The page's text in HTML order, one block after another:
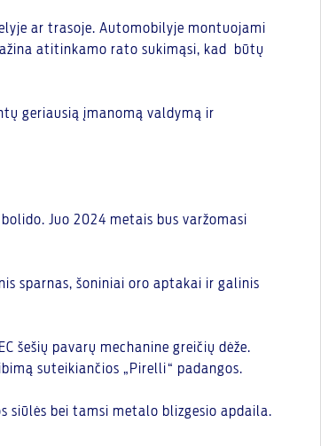
ar trasoje. Automobilyje montuojami
atitinkamo rato sukimąsi, kad būtų
geriausią įmanomą valdymą ir
Juo 2024 metais bus varžomasi
sparnas, šoniniai oro aptakai ir galinis
šešių pavarų mechanine greičių dėže.
suteikiančios „Pirelli“ padangos.
siūlės bei tamsi metalo blizgesio apdaila.